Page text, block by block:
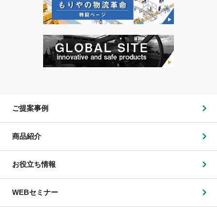
ご提案事例
商品紹介
お役立ち情報
WEBセミナー